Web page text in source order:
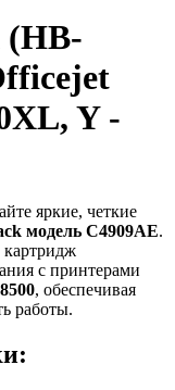
Y -
яркие, четкие
модель C4909AE.
картридж
с принтерами
, обеспечивая
работы.